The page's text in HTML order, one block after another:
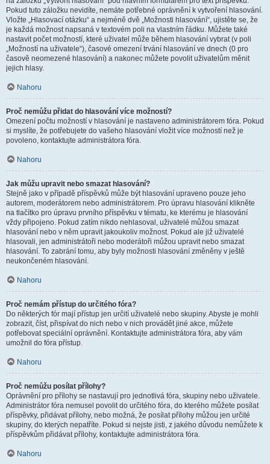
Pokud tuto záložku nevidíte, nemáte potřebné oprávnění k vytvoření hlasování.
Vložte „Hlasovací otázku“ a nejméně dvě „Možnosti hlasování“, ujistěte se, že
je každá možnost napsaná v textovém poli na vlastním řádku. Můžete také
nastavit počet možností, které uživatel může během hlasování vybrat (v poli
„Možností na uživatele“), časové omezení trvání hlasování ve dnech (0 pro
časově neomezené hlasování) a nakonec můžete povolit uživatelům měnit
jejich hlasy.
Nahoru
Proč nemůžu přidat do hlasování více možností?
Omezení počtu možností v hlasování je nastaveno administrátorem fóra. Pokud
si myslíte, že potřebujete do vašeho hlasování vložit více možností než je
povoleno, kontaktujte administrátora fóra.
Nahoru
Jak můžu upravit nebo smazat hlasování?
Stejně jako v případě příspěvků může být hlasování upraveno pouze jeho
autorem, moderátorem nebo administrátorem. Pro úpravu hlasování klikněte
na tlačítko pro úpravu prvního příspěvku v tématu, ke kterému je hlasování
vždy připojeno. Pokud zatím nikdo nehlasoval, uživatelé můžou smazat
hlasování nebo v něm upravit jakoukoliv možnost. Pokud ale již uživatelé
hlasovali, jen administrátoři nebo moderátoři můžou upravit nebo smazat
hlasování. To zabrání tomu, aby byly možnosti hlasování změněny v ještě
neukončeném hlasování.
Nahoru
Proč nemám přístup do určitého fóra?
Do některých fór mají přístup jen určití uživatelé nebo skupiny. Abyste je mohli
zobrazit, číst, přispívat do nich nebo v nich provádět jiné akce, můžete
potřebovat speciální oprávnění. Kontaktujte administrátora fóra, aby vám
umožnil do fóra přístup.
Nahoru
Proč nemůžu posílat přílohy?
Oprávnění pro přílohy se nastavují pro jednotlivá fóra, skupiny nebo uživatele.
Administrátor fóra nemusel povolit do určitého fóra, do kterého můžete posílat
příspěvky, přidávat přílohy, nebo možná, že posílat přílohy můžou jen určité
skupiny, do kterých nepatříte. Pokud si nejste jisti, z jakého důvodu nemůžete k
příspěvkům přidávat přílohy, kontaktujte administrátora fóra.
Nahoru